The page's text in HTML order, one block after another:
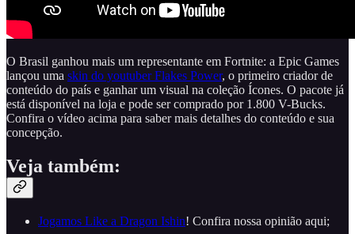
O Brasil ganhou mais um representante em Fortnite: a Epic Games
lançou uma skin do youtuber Flakes Power, o primeiro criador de
conteúdo do país e ganhar um visual na coleção Ícones. O pacote já
está disponível na loja e pode ser comprado por 1.800 V-Bucks.
Confira o vídeo acima para saber mais detalhes do conteúdo e sua
concepção.
Veja também:
Jogamos Like a Dragon Ishin! Confira nossa opinião aqui;